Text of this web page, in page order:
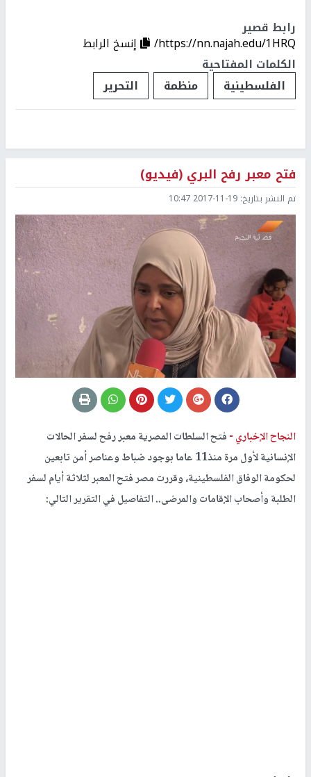
رابط قصير
https://nn.najah.edu/1HRQ/
إنسخ الرابط
الكلمات المفتاحية
الفلسطينية
منظمة التحرير
فتح معبر رفح البري (فيديو)
تم النشر بتاريخ: 2017-11-19 10:47
النجاح الإخباري -فتح السلطات المصرية معبر رفح لسفر الحالات
الإنسانية لأول مرة منذ11 عاما بوجود ضباط وعناصر أمن تابعين
لحكومة الوفاق الفلسطينية، وقررت مصر فتح المعبر لثلاثة أيام لسفر
الطلبة وأصحاب الإقامات والمرضى.. التفاصيل في التقرير التالي: